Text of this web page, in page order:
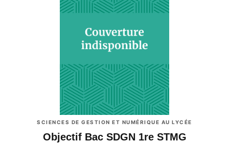
SCIENCES DE GESTION ET NUMÉRIQUE AU LYCÉE
Objectif Bac SDGN 1re STMG